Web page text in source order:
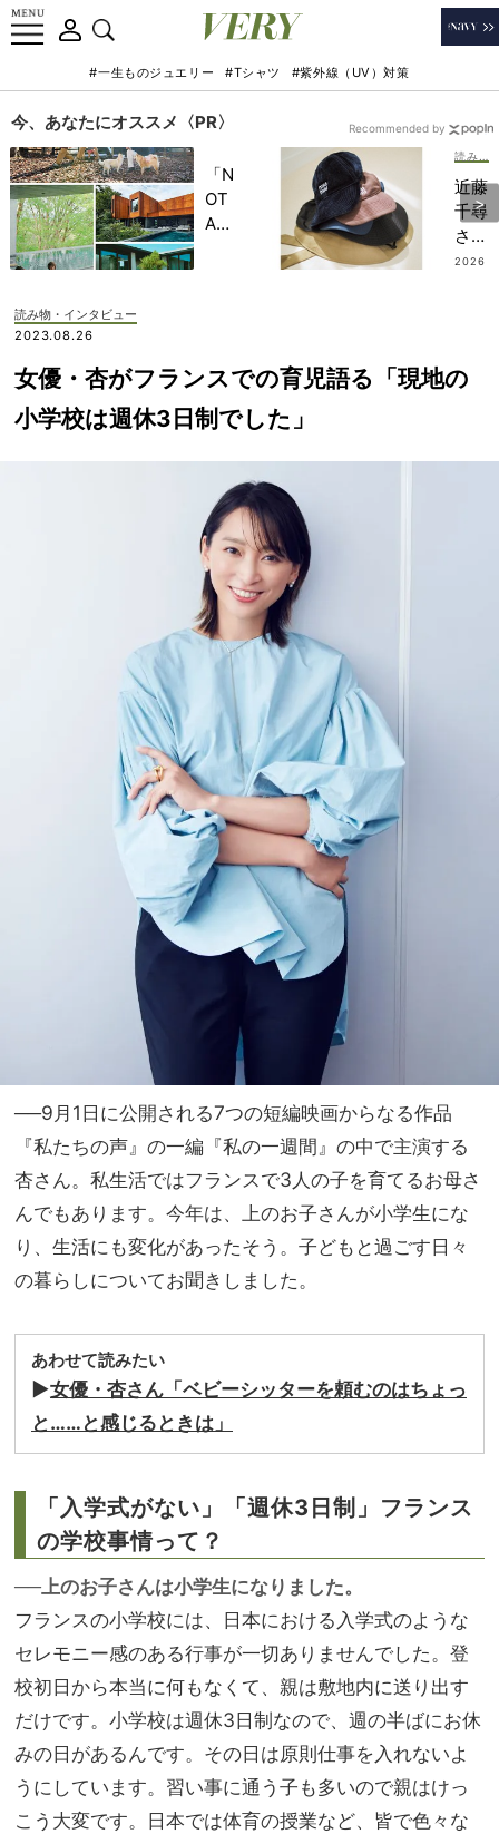
#一生ものジュエリー #Tシャツ #紫外線（UV）対策
今、あなたにオススメ〈PR〉
「N
OT
A
記憶
に一
生残
【極
上の
家族
旅】
を
近藤
千尋
さん
「真
の
に！
2026
Recommended by
読み物・インタビュー
2023.08.26
女優・杏がフランスでの育児語る「現地の
小学校は週休3日制でした」
──9月1日に公開される7つの短編映画からなる作品
『私たちの声』の一編『私の一週間』の中で主演する
杏さん。私生活ではフランスで3人の子を育てるお母さ
んでもあります。今年は、上のお子さんが小学生にな
り、生活にも変化があったそう。子どもと過ごす日々
の暮らしについてお聞きしました。
あわせて読みたい
▶女優・杏さん「ベビーシッターを頼むのはちょっ
と……と感じるときは」
「入学式がない」「週休3日制」フランス
の学校事情って？
──上のお子さんは小学生になりました。
フランスの小学校には、日本における入学式のような
セレモニー感のある行事が一切ありませんでした。登
校初日から本当に何もなくて、親は敷地内に送り出す
だけです。小学校は週休3日制なので、週の半ばにお休
みの日があるんです。その日は原則仕事を入れないよ
うにしています。習い事に通う子も多いので親はけっ
こう大変です。日本では体育の授業など、皆で色々な